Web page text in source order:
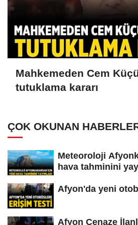
Mahkemeden Cem
tutuklama kararı
ÇOK OKUNAN
Meteoroloji
hava tahminini
Afyon'da yeni
Afyon Cenaze